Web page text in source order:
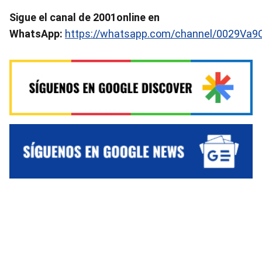
Sigue el canal de 2001online en
WhatsApp: https://whatsapp.com/channel/